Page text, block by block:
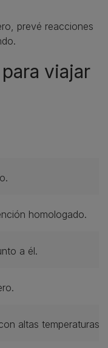
prevé reacciones
viajar
homologado.
a él.
altas temperaturas.